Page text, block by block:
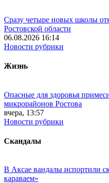
Сразу четыре новых школы
Ростовской области
06.08.2026 16:14
Новости рубрики
Жизнь
Опасные для здоровья
микрорайонов Ростова
вчера, 13:57
Новости рубрики
Скандалы
В Аксае вандалы испортили
караваем»